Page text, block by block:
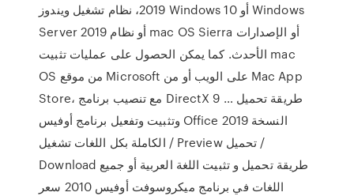
2019، نظام تشغيل ويندوز Windows 10 أو Windows
Server 2019 أو نظام mac OS Sierra أو الإصدارات
الأحدث. كما يمكن الحصول على عمليات تثبيت mac
OS من موقع Microsoft على الويب أو من Mac App
Store، مع تنصيب برنامج DirectX 9 … طريقة تحميل
وتثبيت وتفعيل برنامج أوفيس Office 2019 النسخة
الكاملة بكل اللغات تشغيل / Preview تحميل /
Download طريقة تحميل و تثبيت اللغة العربية أو جميع
اللغات في برنامج ميكروسوفت أوفيس 2010 سعر